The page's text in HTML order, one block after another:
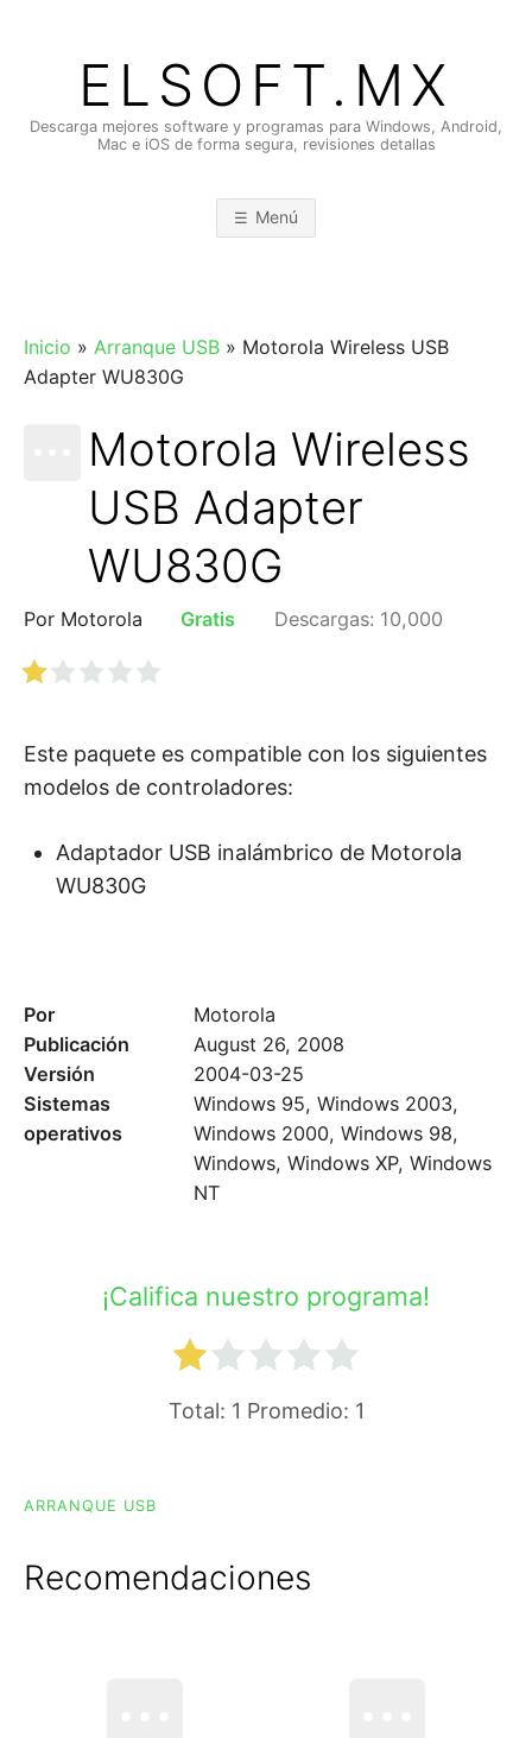
contenidoELSOFT.MX
Descarga mejores software y programas para Windows, Android,
Mac e iOS de forma segura, revisiones detallas
Menú
Inicio » Arranque USB » Motorola Wireless USB
Adapter WU830G
Motorola Wireless
USB Adapter
WU830G
Por Motorola Gratis Descargas: 10,000
Este paquete es compatible con los siguientes
modelos de controladores:
Adaptador USB inalámbrico de Motorola
WU830G
Por
Motorola
Publicación
August 26, 2008
Versión
2004-03-25
Sistemas
operativos
Windows 95, Windows 2003,
Windows 2000, Windows 98,
Windows, Windows XP, Windows
NT
¡Califica nuestro programa!
Total: 1 Promedio: 1
ARRANQUE USB
Recomendaciones